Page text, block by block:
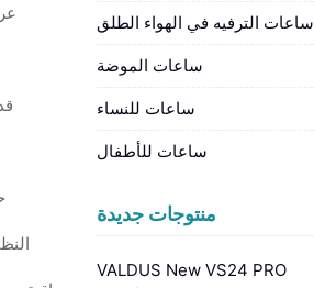
ساعات الترفيه في الهواء الطلق
ساعات الموضة
ساعات للنساء
ساعات للأطفال
منتوجات جديدة
VALDUS New VS24 PRO